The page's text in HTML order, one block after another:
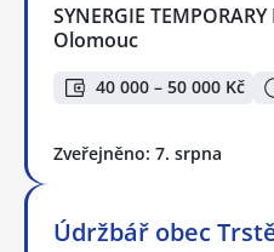
SYNERGIE
Olomouc
40 000 – 50 000 Kč
Zveřejněno: 7. srpna
Údržbář obec